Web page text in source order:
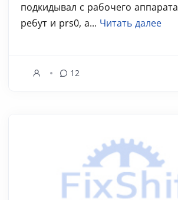
подкидывал с рабочего
ребут и prs0, а... Читать далее
12